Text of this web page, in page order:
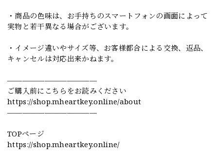
・商品の色味は、お手持ちのスマートフォンの画面によって
実物と若干異なる場合がございます。
・イメージ違いやサイズ等、お客様都合による交換、返品、
キャンセルは対応出来かねます。
————————————
ご購入前にこちらをお読みください
https://shop.mheartkey.online/about
————————————
TOPページ
https://shop.mheartkey.online/